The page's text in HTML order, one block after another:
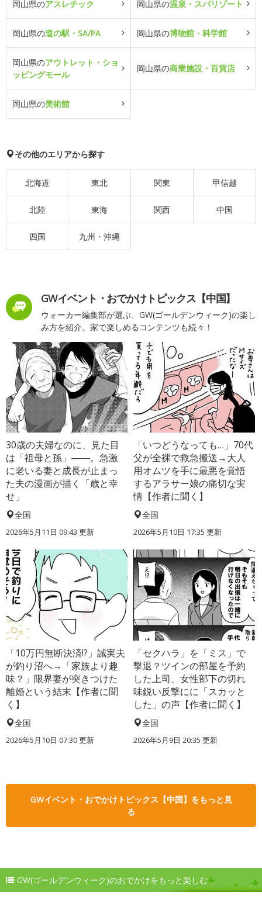
岡山県のアスレチック 岡山県の温泉・スパリゾート
岡山県の道の駅・SA/PA 岡山県の博物館・科学館
岡山県のアウトレット・ショ
ッピングモール
岡山県の商業施設・百貨店
岡山県の美術館
その他のエリアから探す
北海道 東北 関東 甲信越
北陸 東海 関西 中国
四国 九州・沖縄
GWイベント・おでかけトピックス【中国】
ウォーカー編集部が選ぶ、GW(ゴールデンウィーク)の楽し
み方を紹介。家で楽しめるコンテンツも続々！
30歳の夫婦なのに、見た目
は「祖母と孫」――。急激
に老いる妻と成長が止まっ
た夫の漫画が描く「歳と幸
せ」
全国
2026年5月11日 09:43 更新
「いつどうなっても…」70代
父が全裸で救急搬送→大人
用オムツを手に最悪を覚悟
するアラサー娘の痛切な実
情【作者に聞く】
全国
2026年5月10日 17:35 更新
「10万円無断決済!?」誠実夫
が釣り沼へ→「家族より趣
味？」限界妻が突きつけた
離婚という結末【作者に聞
く】
全国
2026年5月10日 07:30 更新
「セクハラ」を「ミス」で
撃退？ツインの部屋を予約
した上司、女性部下の切れ
味鋭い反撃にに「スカッと
した」の声【作者に聞く】
全国
2026年5月9日 20:35 更新
GWイベント・おでかけトピックス【中国】をもっと見
る
GW(ゴールデンウィーク)のおでかけをもっと楽しむ